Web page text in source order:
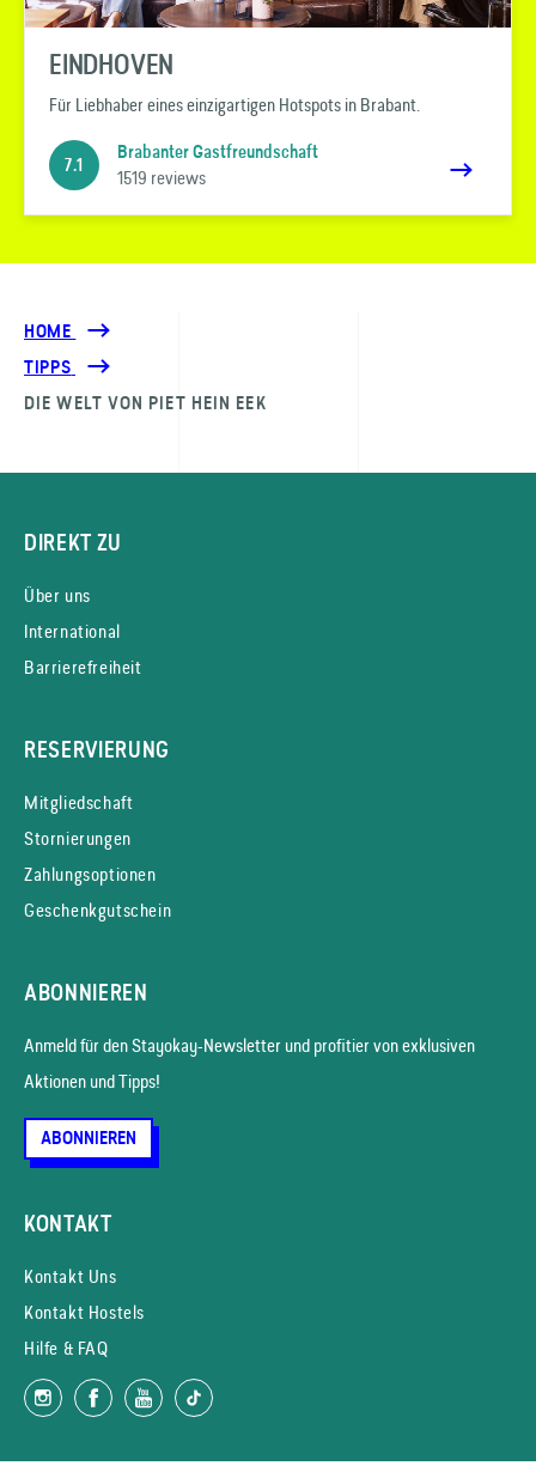
EINDHOVEN
Für Liebhaber eines einzigartigen Hotspots in Brabant.
7.1
Brabanter Gastfreundschaft
1519 reviews
HOME
TIPPS
DIE WELT VON PIET HEIN EEK
DIREKT ZU
Über uns
International
Barrierefreiheit
RESERVIERUNG
Mitgliedschaft
Stornierungen
Zahlungsoptionen
Geschenkgutschein
ABONNIEREN
Anmeld für den Stayokay-News­letter und profitier von exklusiven
Aktionen und Tipps!
ABONNIEREN
KONTAKT
Kontakt Uns
Kontakt Hostels
Hilfe & FAQ